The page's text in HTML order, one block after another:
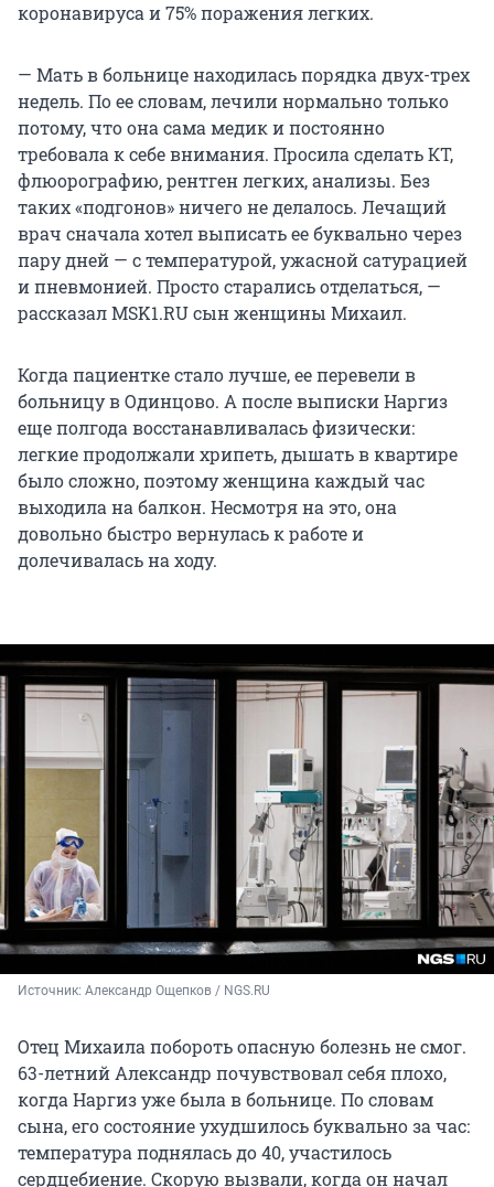
коронавируса и 75% поражения легких.
— Мать в больнице находилась порядка двух-трех
недель. По ее словам, лечили нормально только
потому, что она сама медик и постоянно
требовала к себе внимания. Просила сделать КТ,
флюорографию, рентген легких, анализы. Без
таких «подгонов» ничего не делалось. Лечащий
врач сначала хотел выписать ее буквально через
пару дней — с температурой, ужасной сатурацией
и пневмонией. Просто старались отделаться, —
рассказал MSK1.RU сын женщины Михаил.
Когда пациентке стало лучше, ее перевели в
больницу в Одинцово. А после выписки Наргиз
еще полгода восстанавливалась физически:
легкие продолжали хрипеть, дышать в квартире
было сложно, поэтому женщина каждый час
выходила на балкон. Несмотря на это, она
довольно быстро вернулась к работе и
долечивалась на ходу.
Источник: Александр Ощепков / NGS.RU
Отец Михаила побороть опасную болезнь не смог.
63-летний Александр почувствовал себя плохо,
когда Наргиз уже была в больнице. По словам
сына, его состояние ухудшилось буквально за час:
температура поднялась до 40, участилось
сердцебиение. Скорую вызвали, когда он начал